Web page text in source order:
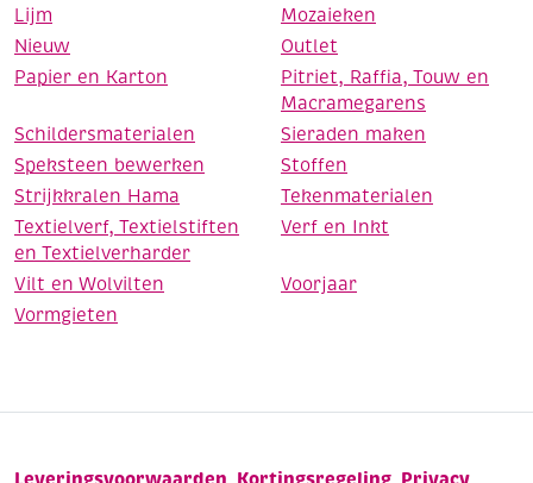
Lijm
Mozaieken
Nieuw
Outlet
Papier en Karton
Pitriet, Raffia, Touw en
Macramegarens
Schildersmaterialen
Sieraden maken
Speksteen bewerken
Stoffen
Strijkkralen Hama
Tekenmaterialen
Textielverf, Textielstiften
en Textielverharder
Verf en Inkt
Vilt en Wolvilten
Voorjaar
Vormgieten